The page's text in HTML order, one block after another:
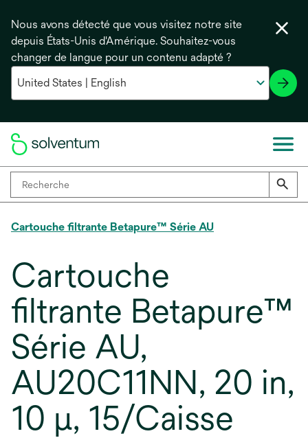
Nous avons détecté que vous visitez notre site
depuis États-Unis d'Amérique. Souhaitez-vous
changer de langue pour un contenu adapté ?
Cartouche filtrante Betapure™ Série AU
Cartouche
filtrante Betapure™
Série AU,
AU20C11NN, 20 in,
10 µ, 15/Caisse